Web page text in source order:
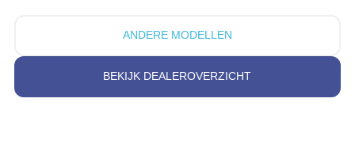
ANDERE MODELLEN
BEKIJK DEALEROVERZICHT